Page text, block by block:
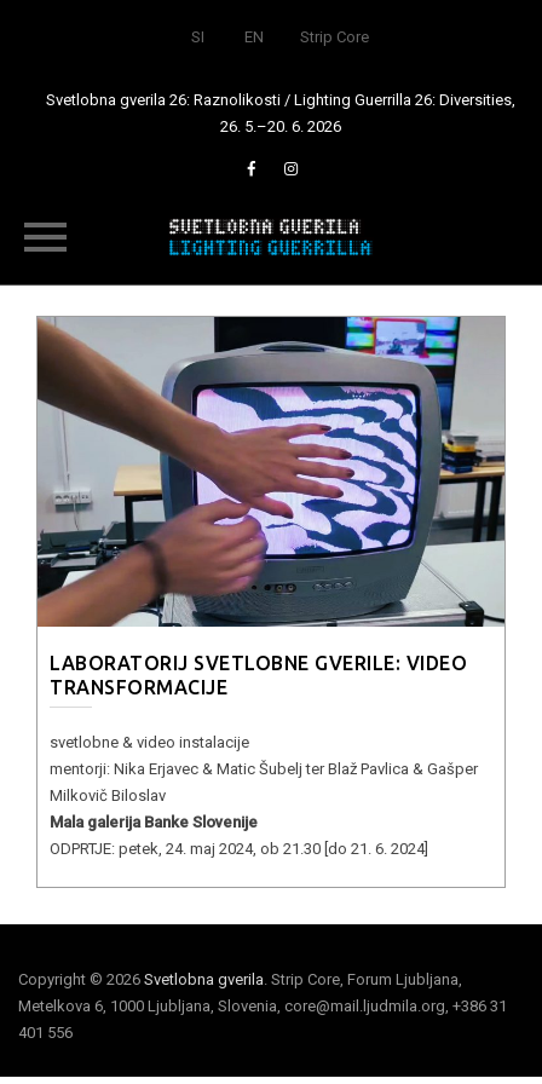
SI EN Strip Core
Svetlobna gverila 26: Raznolikosti / Lighting Guerrilla 26: Diversities,
26. 5.–20. 6. 2026
content
LABORATORIJ SVETLOBNE GVERILE: VIDEO
TRANSFORMACIJE
svetlobne & video instalacije
mentorji: Nika Erjavec & Matic Šubelj ter Blaž Pavlica & Gašper
Milkovič Biloslav
Mala galerija Banke Slovenije
ODPRTJE: petek, 24. maj 2024, ob 21.30 [do 21. 6. 2024]
Copyright © 2026 Svetlobna gverila. Strip Core, Forum Ljubljana,
Metelkova 6, 1000 Ljubljana, Slovenia, core@mail.ljudmila.org, +386 31
401 556